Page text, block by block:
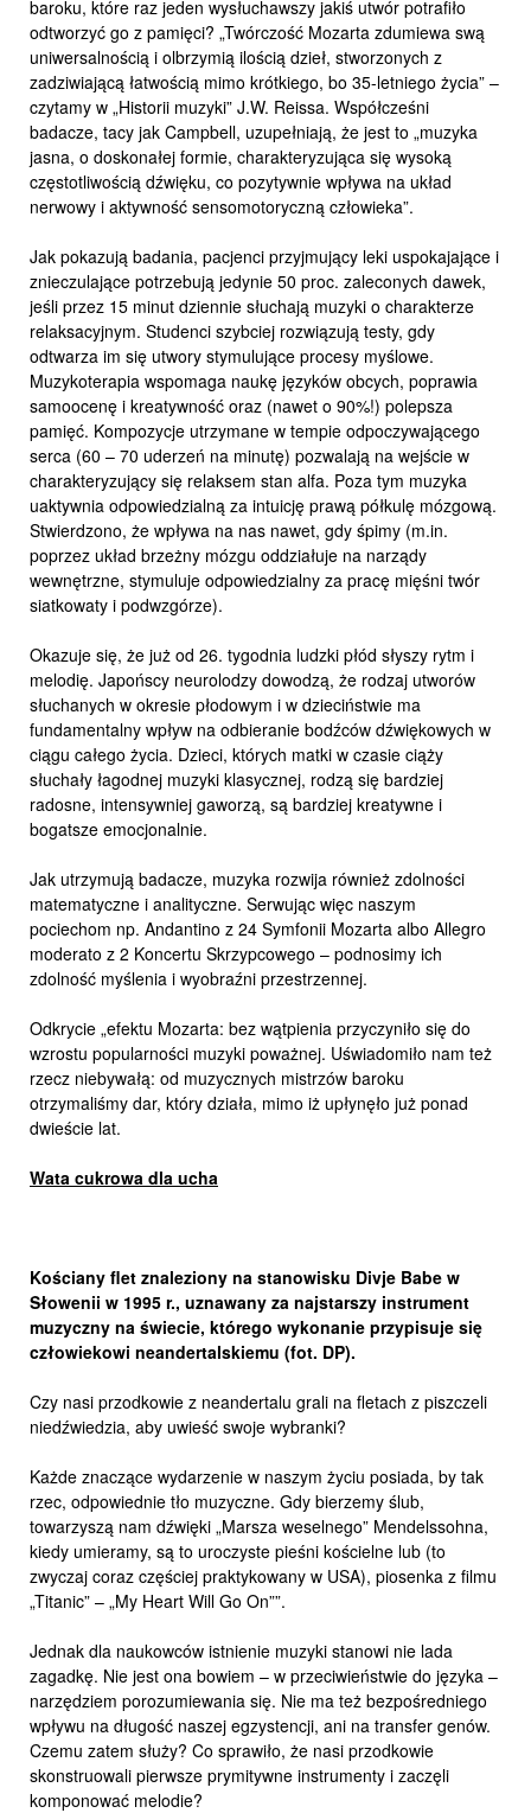
baroku, które raz jeden wysłuchawszy jakiś utwór potrafiło
odtworzyć go z pamięci? „Twórczość Mozarta zdumiewa swą
uniwersalnością i olbrzymią ilością dzieł, stworzonych z
zadziwiającą łatwością mimo krótkiego, bo 35-letniego życia” –
czytamy w „Historii muzyki” J.W. Reissa. Współcześni
badacze, tacy jak Campbell, uzupełniają, że jest to „muzyka
jasna, o doskonałej formie, charakteryzująca się wysoką
częstotliwością dźwięku, co pozytywnie wpływa na układ
nerwowy i aktywność sensomotoryczną człowieka”.
Jak pokazują badania, pacjenci przyjmujący leki uspokajające i
znieczulające potrzebują jedynie 50 proc. zaleconych dawek,
jeśli przez 15 minut dziennie słuchają muzyki o charakterze
relaksacyjnym. Studenci szybciej rozwiązują testy, gdy
odtwarza im się utwory stymulujące procesy myślowe.
Muzykoterapia wspomaga naukę języków obcych, poprawia
samoocenę i kreatywność oraz (nawet o 90%!) polepsza
pamięć. Kompozycje utrzymane w tempie odpoczywającego
serca (60 – 70 uderzeń na minutę) pozwalają na wejście w
charakteryzujący się relaksem stan alfa. Poza tym muzyka
uaktywnia odpowiedzialną za intuicję prawą półkulę mózgową.
Stwierdzono, że wpływa na nas nawet, gdy śpimy (m.in.
poprzez układ brzeżny mózgu oddziałuje na narządy
wewnętrzne, stymuluje odpowiedzialny za pracę mięśni twór
siatkowaty i podwzgórze).
Okazuje się, że już od 26. tygodnia ludzki płód słyszy rytm i
melodię. Japońscy neurolodzy dowodzą, że rodzaj utworów
słuchanych w okresie płodowym i w dzieciństwie ma
fundamentalny wpływ na odbieranie bodźców dźwiękowych w
ciągu całego życia. Dzieci, których matki w czasie ciąży
słuchały łagodnej muzyki klasycznej, rodzą się bardziej
radosne, intensywniej gaworzą, są bardziej kreatywne i
bogatsze emocjonalnie.
Jak utrzymują badacze, muzyka rozwija również zdolności
matematyczne i analityczne. Serwując więc naszym
pociechom np. Andantino z 24 Symfonii Mozarta albo Allegro
moderato z 2 Koncertu Skrzypcowego – podnosimy ich
zdolność myślenia i wyobraźni przestrzennej.
Odkrycie „efektu Mozarta: bez wątpienia przyczyniło się do
wzrostu popularności muzyki poważnej. Uświadomiło nam też
rzecz niebywałą: od muzycznych mistrzów baroku
otrzymaliśmy dar, który działa, mimo iż upłynęło już ponad
dwieście lat.
Wata cukrowa dla ucha
Kościany flet znaleziony na stanowisku Divje Babe w
Słowenii w 1995 r., uznawany za najstarszy instrument
muzyczny na świecie, którego wykonanie przypisuje się
człowiekowi neandertalskiemu (fot. DP).
Czy nasi przodkowie z neandertalu grali na fletach z piszczeli
niedźwiedzia, aby uwieść swoje wybranki?
Każde znaczące wydarzenie w naszym życiu posiada, by tak
rzec, odpowiednie tło muzyczne. Gdy bierzemy ślub,
towarzyszą nam dźwięki „Marsza weselnego” Mendelssohna,
kiedy umieramy, są to uroczyste pieśni kościelne lub (to
zwyczaj coraz częściej praktykowany w USA), piosenka z filmu
„Titanic” – „My Heart Will Go On””.
Jednak dla naukowców istnienie muzyki stanowi nie lada
zagadkę. Nie jest ona bowiem – w przeciwieństwie do języka –
narzędziem porozumiewania się. Nie ma też bezpośredniego
wpływu na długość naszej egzystencji, ani na transfer genów.
Czemu zatem służy? Co sprawiło, że nasi przodkowie
skonstruowali pierwsze prymitywne instrumenty i zaczęli
komponować melodie?